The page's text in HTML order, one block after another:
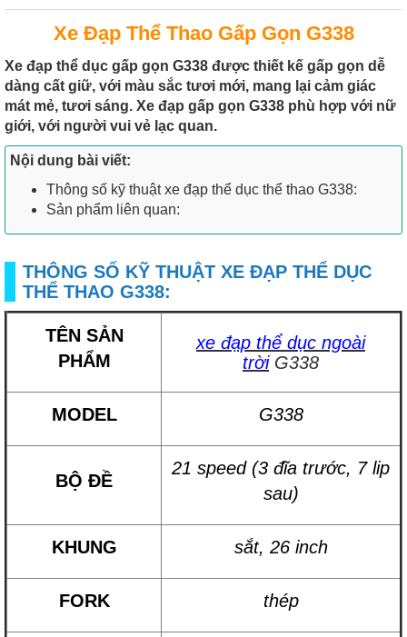
Xe Đạp Thể Thao Gấp Gọn G338
Xe đạp thể dục gấp gọn G338 được thiết kế gấp gọn dễ
dàng cất giữ, với màu sắc tươi mới, mang lại cảm giác
mát mẻ, tươi sáng. Xe đạp gấp gọn G338 phù hợp với nữ
giới, với người vui vẻ lạc quan.
Nội dung bài viết:
Thông số kỹ thuật xe đạp thể dục thể thao G338:
Sản phẩm liên quan:
THÔNG SỐ KỸ THUẬT XE ĐẠP THỂ DỤC
THỂ THAO G338:
TÊN SẢN
PHẨM
xe đạp thể dục ngoài
trờiG338
MODEL G338
BỘ ĐỀ
21 speed (3 đĩa trước, 7 lip
sau)
KHUNG sắt, 26 inch
FORK thép